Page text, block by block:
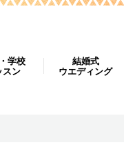
学校
スン
結婚式
ウエディング